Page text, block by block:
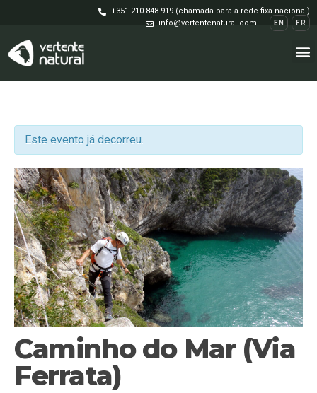
+351 210 848 919 (chamada para a rede fixa nacional)
info@vertentenatural.com
EN FR
Este evento já decorreu.
Caminho do Mar (Via
Ferrata)